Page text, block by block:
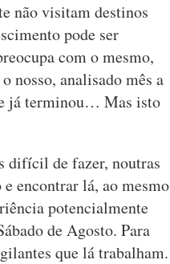
não visitam destinos
pode ser
com o mesmo,
nosso, analisado mês a
já terminou… Mas isto
difícil de fazer, noutras
encontrar lá, ao mesmo
potencialmente
de Agosto. Para
que lá trabalham.